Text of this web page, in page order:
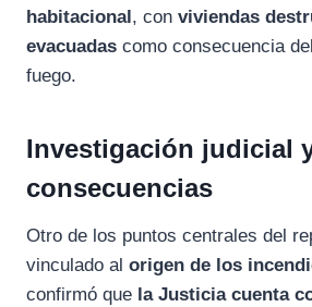
habitacional, con viviendas
evacuadas como consecuencia
fuego.
Investigación judicial
consecuencias
Otro de los puntos centrales del
vinculado al origen de los
confirmó que la Justicia cuenta